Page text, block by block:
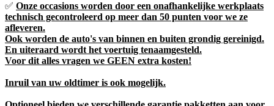
✅ Onze occasions worden door een onafhankelijke werkplaats
technisch gecontroleerd op meer dan 50 punten voor we ze
afleveren.
Ook worden de auto's van binnen en buiten grondig gereinigd.
En uiteraard wordt het voertuig tenaamgesteld.
Voor dit alles vragen we GEEN extra kosten!
Inruil van uw oldtimer is ook mogelijk.